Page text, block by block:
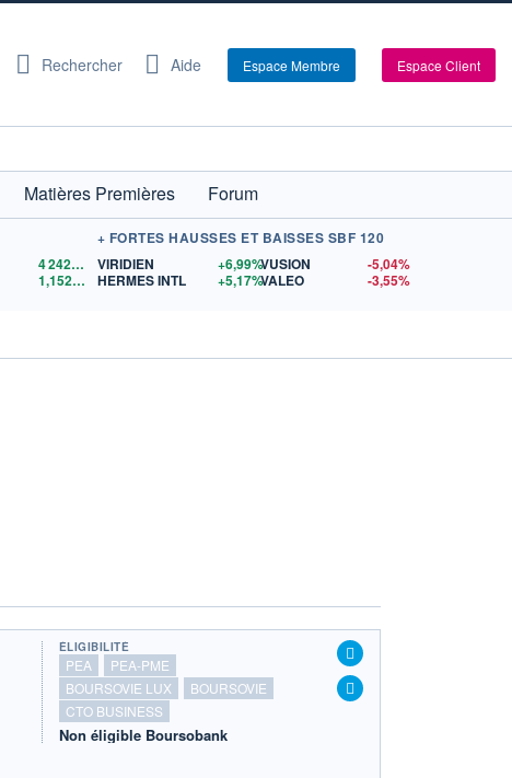
Rechercher Aide Espace Membre Espace Client
Matières Premières
Forum
4 242,64
$US
1,1524$US
+ FORTES HAUSSES ET BAISSES SBF 120
VIRIDIEN
+6,99%
HERMES INTL
+5,17%
VUSION
-5,04%
VALEO
-3,55%
ÉLIGIBILITÉ
PEA
PEA-PME
BOURSOVIE LUX
BOURSOVIE
CTO BUSINESS
Non éligible Boursobank